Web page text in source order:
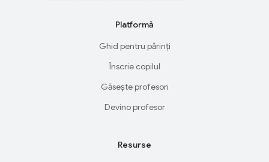
Platformă
Ghid pentru părinți
Înscrie copilul
Găsește profesori
Devino profesor
Resurse